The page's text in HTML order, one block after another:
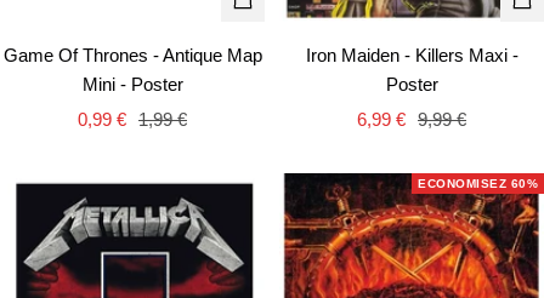
Ajouter
au
Game Of Thrones - Antique Map
Mini - Poster
Prix
vente
0,99 € Prix
1,99 €
Iron Maiden - Killers Maxi -
Poster
Prix
vente
6,99 € Prix
9,99 €
ECONOMISEZ 60%